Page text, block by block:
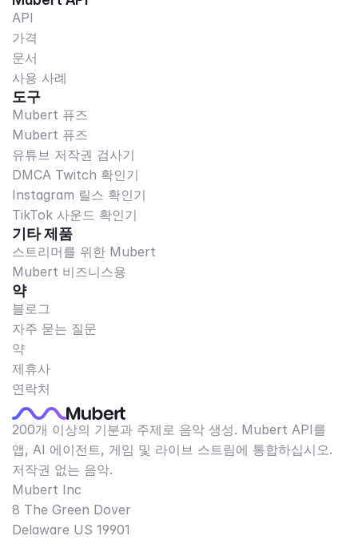
API
가격
문서
사용 사례
도구
Mubert 퓨즈
Mubert 퓨즈
유튜브 저작권 검사기
DMCA Twitch 확인기
Instagram 릴스 확인기
TikTok 사운드 확인기
기타 제품
스트리머를 위한 Mubert
Mubert 비즈니스용
약
블로그
자주 묻는 질문
약
제휴사
연락처
200개 이상의 기분과 주제로 음악 생성. Mubert API를
앱, AI 에이전트, 게임 및 라이브 스트림에 통합하십시오.
저작권 없는 음악.
Mubert Inc
8 The Green Dover
Delaware US 19901​